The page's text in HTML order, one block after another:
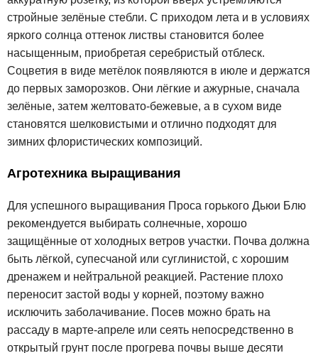
стройные зелёные стебли. С приходом лета и в условиях
яркого солнца оттенок листвы становится более
насыщенным, приобретая серебристый отблеск.
Соцветия в виде метёлок появляются в июле и держатся
до первых заморозков. Они лёгкие и ажурные, сначала
зелёные, затем желтовато-бежевые, а в сухом виде
становятся шелковистыми и отлично подходят для
зимних флористических композиций.
Агротехника выращивания
Для успешного выращивания Проса горького Дьюи Блю
рекомендуется выбирать солнечные, хорошо
защищённые от холодных ветров участки. Почва должна
быть лёгкой, супесчаной или суглинистой, с хорошим
дренажем и нейтральной реакцией. Растение плохо
переносит застой воды у корней, поэтому важно
исключить заболачивание. Посев можно брать на
рассаду в марте-апреле или сеять непосредственно в
открытый грунт после прогрева почвы выше десяти